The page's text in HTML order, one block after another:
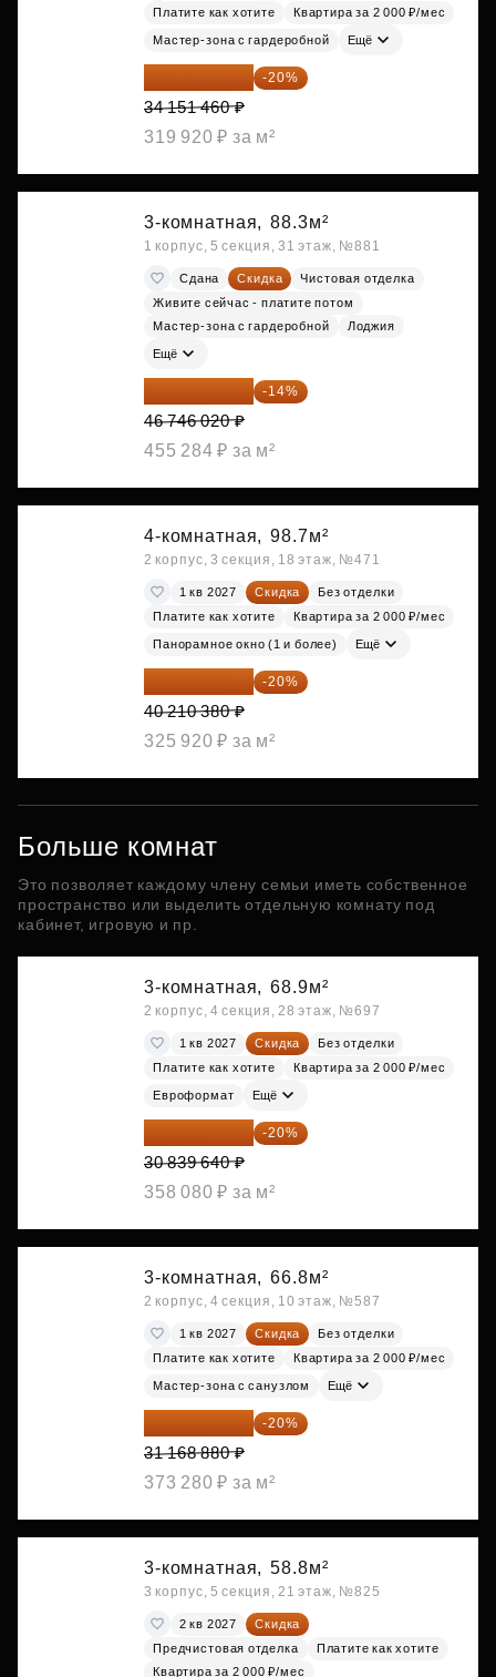
Платите как хотите
Квартира за 2 000 ₽/мес
Мастер-зона с гардеробной Ещё
27 321 168 ₽ -20%
34 151 460 ₽
319 920 ₽ за м²
3-комнатная, 88.3м²
1 корпус, 5 секция, 31 этаж, №881
Сдана Скидка
Чистовая отделка
Живите сейчас - платите потом
Мастер-зона с гардеробной
Лоджия
Ещё
40 201 577 ₽ -14%
46 746 020 ₽
455 284 ₽ за м²
4-комнатная, 98.7м²
2 корпус, 3 секция, 18 этаж, №471
1 кв 2027 Скидка
Без отделки
Платите как хотите
Квартира за 2 000 ₽/мес
Панорамное окно (1 и более) Ещё
32 168 304 ₽ -20%
40 210 380 ₽
325 920 ₽ за м²
Больше комнат
Это позволяет каждому члену семьи иметь собственное
пространство или выделить отдельную комнату под
кабинет, игровую и пр.
3-комнатная, 68.9м²
2 корпус, 4 секция, 28 этаж, №697
1 кв 2027 Скидка
Без отделки
Платите как хотите
Квартира за 2 000 ₽/мес
Евроформат Ещё
24 671 712 ₽ -20%
30 839 640 ₽
358 080 ₽ за м²
3-комнатная, 66.8м²
2 корпус, 4 секция, 10 этаж, №587
1 кв 2027 Скидка
Без отделки
Платите как хотите
Квартира за 2 000 ₽/мес
Мастер-зона с санузлом Ещё
24 935 104 ₽ -20%
31 168 880 ₽
373 280 ₽ за м²
3-комнатная, 58.8м²
3 корпус, 5 секция, 21 этаж, №825
2 кв 2027
Скидка
Предчистовая отделка
Платите как хотите
Квартира за 2 000 ₽/мес